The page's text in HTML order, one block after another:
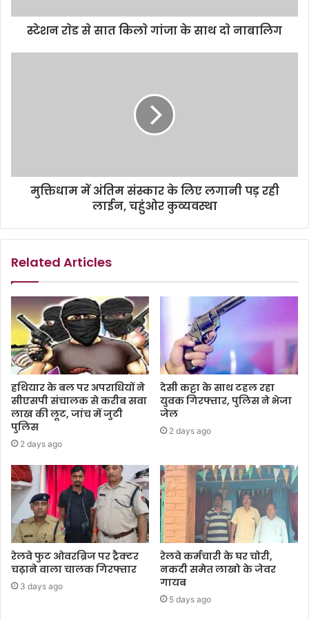
स्टेशन राेड से सात किलाे गांजा के साथ दाे नाबालिग
मुक्तिधाम में अंतिम संस्कार के लिए लगानी पड़ रही
लाईन, चहुंओर कुव्यवस्था
Related Articles
हथियार के बल पर अपराधियों ने
सीएसपी संचालक से करीब सवा
लाख की लूट, जांच में जुटी
पुलिस
2 days ago
देसी कट्टा के साथ टहल रहा
युवक गिरफ्तार, पुलिस ने भेजा
जेल
2 days ago
रेलवे फुट ओवरब्रिज पर ट्रैक्टर
चढ़ाने वाला चालक गिरफ्तार
3 days ago
रेलवे कर्मचारी के घर चोरी,
नकदी समेत लाखो के जेवर
गायब
5 days ago